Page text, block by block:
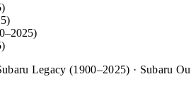
Legacy (1900–2025) · Subaru